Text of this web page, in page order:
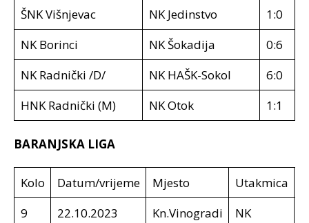
ŠNK Višnjevac
NK Jedinstvo
1:0
NK Borinci
NK Šokadija
0:6
NK Radnički /D/
NK HAŠK-Sokol
6:0
HNK Radnički (M)
NK Otok 1:1
BARANJSKA LIGA
Kolo Datum/vrijeme Mjesto Utakmica
9
22.10.2023
Kn.Vinogradi
NK